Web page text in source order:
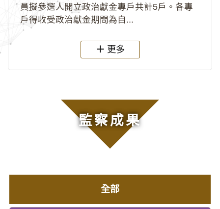
員擬參選人開立政治獻金專戶共計5戶。各專
戶得收受政治獻金期間為自...
更多
監察成果
全部